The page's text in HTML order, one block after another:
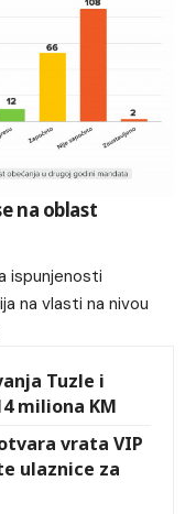
na oblast
ispunjenosti
na vlasti na nivou
Tuzle i
miliona KM
vrata VIP
ulaznice za